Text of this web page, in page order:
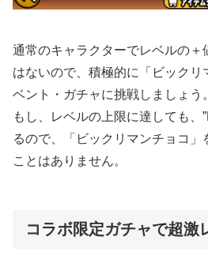
通常のキャラクターでレベルの＋
はないので、積極的に「ビックリ
ベント・ガチャに挑戦しましょう。
もし、レベルの上限に達しても、
るので、「ビックリマンチョコ
ことはありません。
コラボ限定ガチャで超激